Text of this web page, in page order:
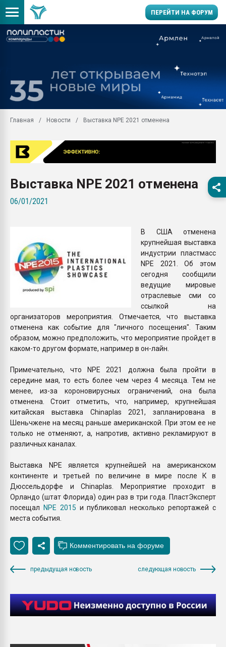
ПЕРЕЙТИ НА ФОРУМ
цикла
заводу пластмасс"
Помощь в подборе
Вакуум-формовочные
первый план в
Всё, что касается
бутылок
ПЕРЕЙТИ НА
Главная Новости Выставка NPE 2021 отменена
Выставка NPE 2021 отменена
06/01/2021
В США отменена
крупнейшая выставка
индустрии пластмасс
NPE 2021. Об этом
сегодня сообщили
ведущие мировые
отраслевые сми со
ссылкой на
организаторов мероприятия. Отмечается, что выставка
отменена как событие для "личного посещения". Таким
образом, можно предположить, что мероприятие пройдет в
каком-то другом формате, например в он-лайн.
Примечательно, что NPE 2021 должна была пройти в
середине мая, то есть более чем через 4 месяца. Тем не
менее, из-за короновирусных ограничений, она была
отменена. Стоит отметить, что, например, крупнейшая
китайская выставка Chinaplas 2021, запланирована в
Шеньчжене на месяц раньше американской. При этом ее не
только не отменяют, а, напротив, активно рекламируют в
различных каналах.
Выставка NPE является крупнейшей на американском
континенте и третьей по величине в мире после К в
Дюссельдорфе и Chinaplas. Мероприятие проходит в
Орландо (штат Флорида) один раз в три года. ПластЭксперт
посещал NPE 2015 и публиковал несколько репортажей с
места события.
предыдущая новость следующая новость